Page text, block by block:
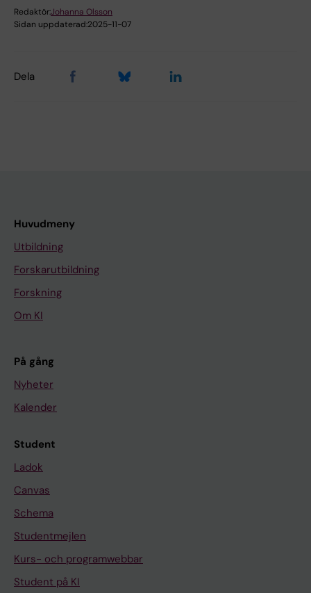
Redaktör:Johanna Olsson
Sidan uppdaterad:2025-11-07
Dela
Huvudmeny
Utbildning
Forskarutbildning
Forskning
Om KI
På gång
Nyheter
Kalender
Student
Ladok
Canvas
Schema
Studentmejlen
Kurs- och programwebbar
Student på KI